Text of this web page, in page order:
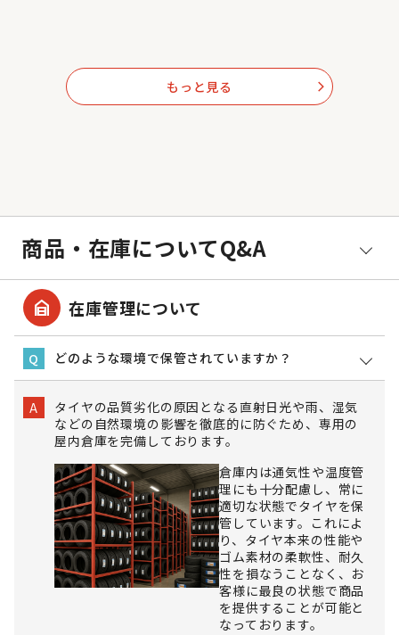
もっと見る arrow_forward_ios
商品・在庫についてQ&A
garage_home 在庫管理について
Q どのような環境で保管されていますか？
A
タイヤの品質劣化の原因となる直射日光や雨、湿気
などの自然環境の影響を徹底的に防ぐため、専用の
屋内倉庫を完備しております。
倉庫内は通気性や温度管
理にも十分配慮し、常に
適切な状態でタイヤを保
管しています。これによ
り、タイヤ本来の性能や
ゴム素材の柔軟性、耐久
性を損なうことなく、お
客様に最良の状態で商品
を提供することが可能と
なっております。